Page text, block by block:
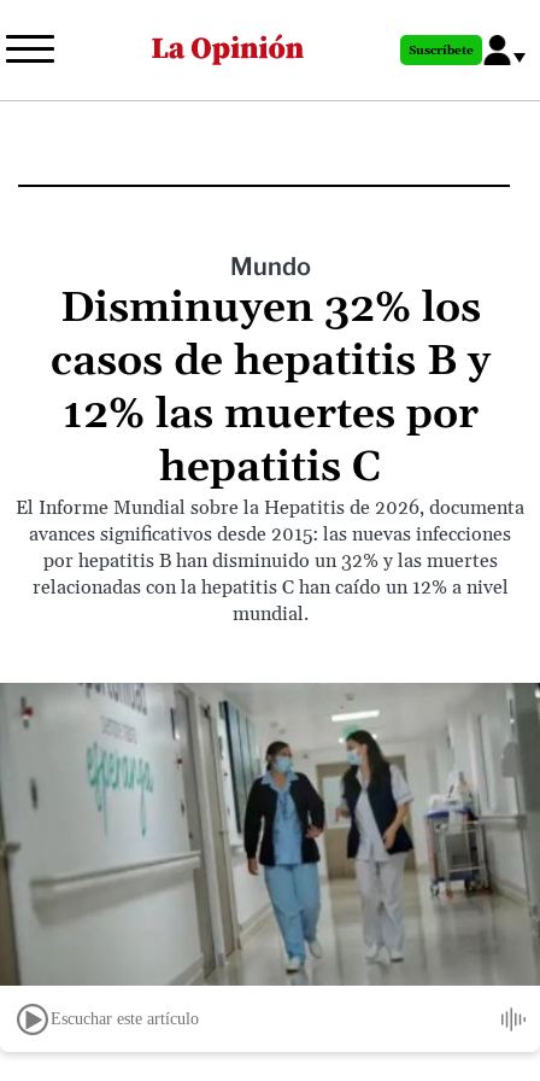
al
principal
Suscríbete
Mundo
Disminuyen 32% los
casos de hepatitis B y
12% las muertes por
hepatitis C
El Informe Mundial sobre la Hepatitis de 2026, documenta
avances significativos desde 2015: las nuevas infecciones
por hepatitis B han disminuido un 32% y las muertes
relacionadas con la hepatitis C han caído un 12% a nivel
mundial.
Escuchar este artículo